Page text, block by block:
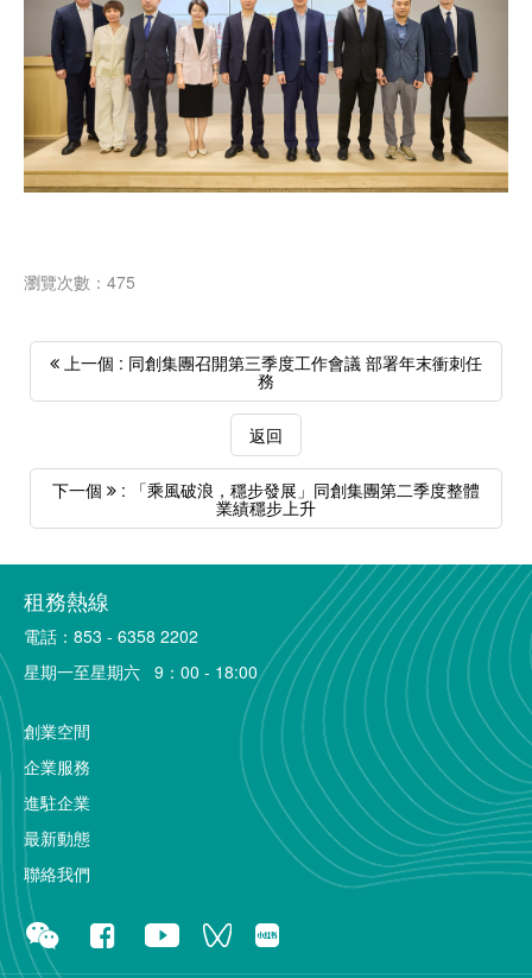
瀏覽次數：475
上一個 : 同創集團召開第三季度工作會議 部署年末衝刺任
務
返回
下一個 : 「乘風破浪，穩步發展」同創集團第二季度整體
業績穩步上升
租務熱線
電話：853 - 6358 2202
星期一至星期六 9：00 - 18:00
創業空間
企業服務
進駐企業
最新動態
聯絡我們